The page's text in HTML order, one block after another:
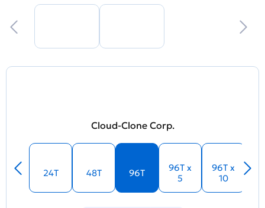
Cloud-Clone Corp.
24T 48T 96T
96T x
5
96T x
10